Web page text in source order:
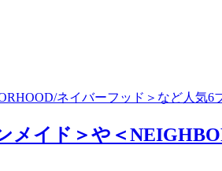
ネイバーフッド＞など人気6
イド＞や＜